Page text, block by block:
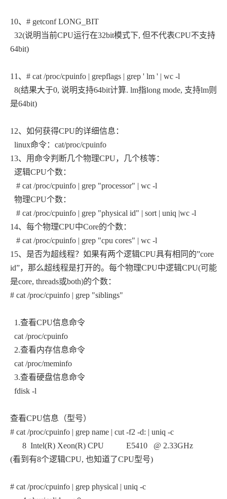
10、# getconf LONG_BIT
32(说明当前CPU运行在32bit模式下, 但不代表CPU不支持
64bit)
11、# cat /proc/cpuinfo | grepflags | grep ' lm ' | wc -l
8(结果大于0, 说明支持64bit计算. lm指long mode, 支持lm则
是64bit)
12、如何获得CPU的详细信息：
linux命令：cat/proc/cpuinfo
13、用命令判断几个物理CPU，几个核等：
逻辑CPU个数：
# cat /proc/cpuinfo | grep "processor" | wc -l
物理CPU个数：
# cat /proc/cpuinfo | grep "physical id" | sort | uniq |wc -l
14、每个物理CPU中Core的个数：
# cat /proc/cpuinfo | grep "cpu cores" | wc -l
15、是否为超线程？如果有两个逻辑CPU具有相同的”core
id”，那么超线程是打开的。每个物理CPU中逻辑CPU(可能
是core, threads或both)的个数：
# cat /proc/cpuinfo | grep "siblings"
1.查看CPU信息命令
cat /proc/cpuinfo
2.查看内存信息命令
cat /proc/meminfo
3.查看硬盘信息命令
fdisk -l
查看CPU信息（型号）
# cat /proc/cpuinfo | grep name | cut -f2 -d: | uniq -c
8 Intel(R) Xeon(R) CPU E5410 @ 2.33GHz
(看到有8个逻辑CPU, 也知道了CPU型号)
# cat /proc/cpuinfo | grep physical | uniq -c